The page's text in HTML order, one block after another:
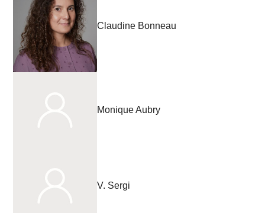
Claudine Bonneau
Monique Aubry
V. Sergi